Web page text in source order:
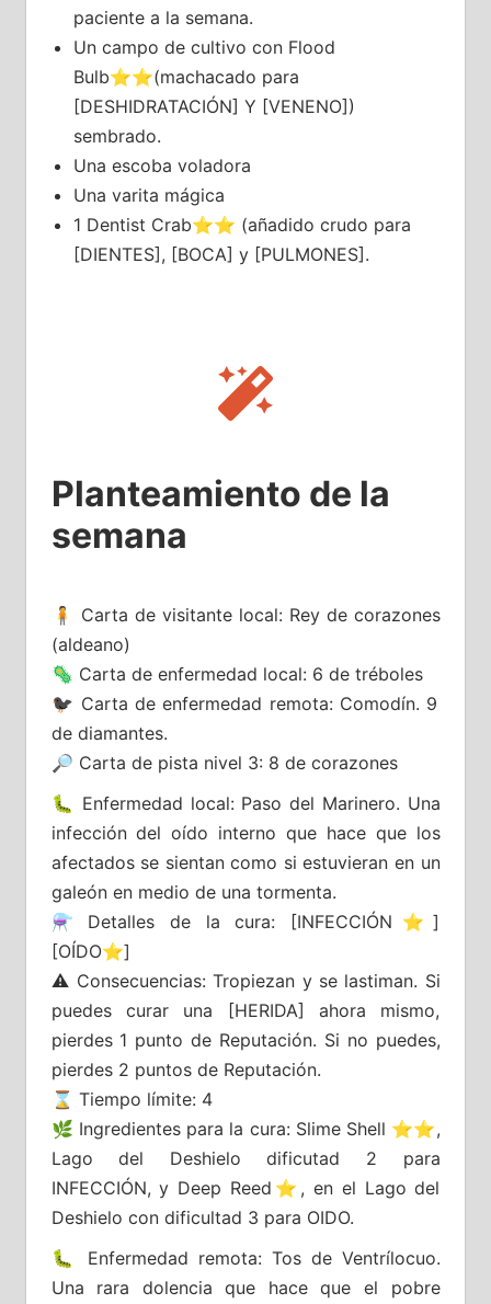
paciente a la semana.
Un campo de cultivo con Flood
Bulb⭐⭐(machacado para
[DESHIDRATACIÓN] Y [VENENO])
sembrado.
Una escoba voladora
Una varita mágica
1 Dentist Crab⭐⭐ (añadido crudo para
[DIENTES], [BOCA] y [PULMONES].
Planteamiento de la
semana
🧍 Carta de visitante local: Rey de corazones
(aldeano)
🦠 Carta de enfermedad local: 6 de tréboles
🐦‍⬛ Carta de enfermedad remota: Comodín. 9
de diamantes.
🔎 Carta de pista nivel 3: 8 de corazones
🐛 Enfermedad local: Paso del Marinero. Una
infección del oído interno que hace que los
afectados se sientan como si estuvieran en un
galeón en medio de una tormenta.
⚗️ Detalles de la cura: [INFECCIÓN⭐]
[OÍDO⭐]
⚠️ Consecuencias: Tropiezan y se lastiman. Si
puedes curar una [HERIDA] ahora mismo,
pierdes 1 punto de Reputación. Si no puedes,
pierdes 2 puntos de Reputación.
⌛ Tiempo límite: 4
🌿 Ingredientes para la cura: Slime Shell ⭐⭐,
Lago del Deshielo dificutad 2 para
INFECCIÓN, y Deep Reed⭐, en el Lago del
Deshielo con dificultad 3 para OIDO.
🐛 Enfermedad remota: Tos de Ventrílocuo.
Una rara dolencia que hace que el pobre